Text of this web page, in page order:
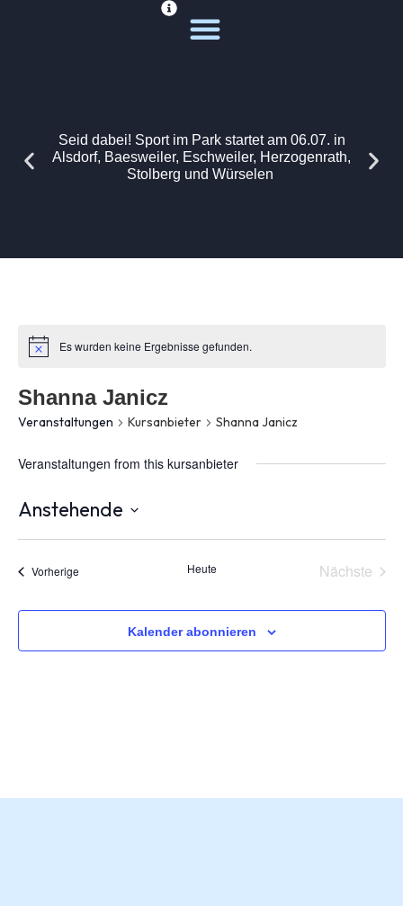
Seid dabei! Sport im Park startet am 06.07. in
Alsdorf, Baesweiler, Eschweiler, Herzogenrath,
Stolberg und Würselen
Es wurden keine Ergebnisse gefunden.
Shanna Janicz
Veranstaltungen Kursanbieter Shanna Janicz
Veranstaltungen from this kursanbieter
Anstehende
VorherigeVeranstaltungen Heute Nächste
Kalender abonnieren